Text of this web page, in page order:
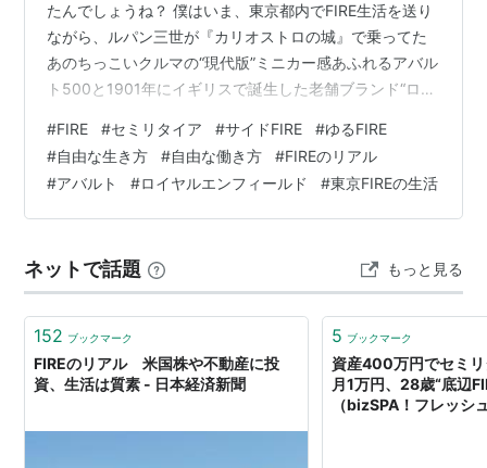
たんでしょうね？ 僕はいま、東京都内でFIRE生活を送り
ながら、ルパン三世が『カリオストロの城』で乗ってた
あのちっこいクルマの“現代版”ミニカー感あふれるアバル
ト500と1901年にイギリスで誕生した老舗ブランド“ロイ
乗っています。どっちも“実用性ゼロ”、完全に趣味です
（笑） 「車いらんやろ？都内やで？」「FIREなのに趣味
に浪費？」って思いましたか？ええ、わかってますと
も。でも、それでも持ちたい理由があるんです。
OK！」なんて声…
#FIRE #セミリタイア #サイドFIRE #ゆるFIRE
#自由な生き方 #自由な働き方 #FIREのリアル
#アバルト #ロイヤルエンフィールド #東京FIREの生活
ネットで話題 もっと見る
152 ブックマーク
FIREのリアル 米国株や不動産に投
資、生活は質素 - 日本経済新聞
5 ブックマーク
資産400万円でセミ
月1万円、28歳“底辺
（bizSPA！フレッ